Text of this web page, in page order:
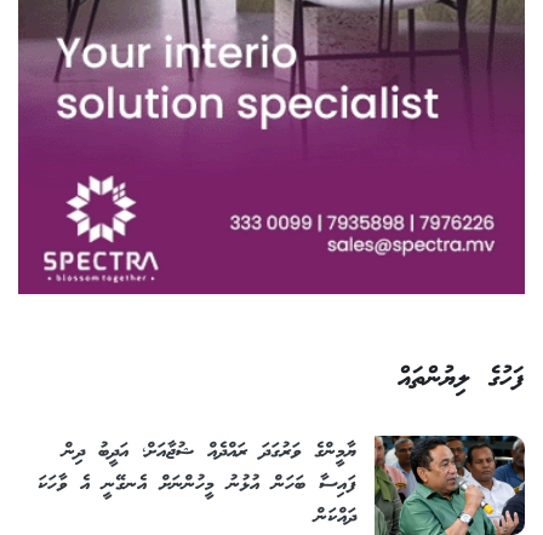
ފަހުގެ ލިޔުންތައް
ޔާމީންގެ ވަރުގަދަ ރައްދެއް ޝުޖާއަށް؛ އަދީބު ދިން
ފައިސާ ބަހަން އުޅުނު މީހުންނަށް އެނގޭނީ އެ ވާހަކަ
ދައްކަން